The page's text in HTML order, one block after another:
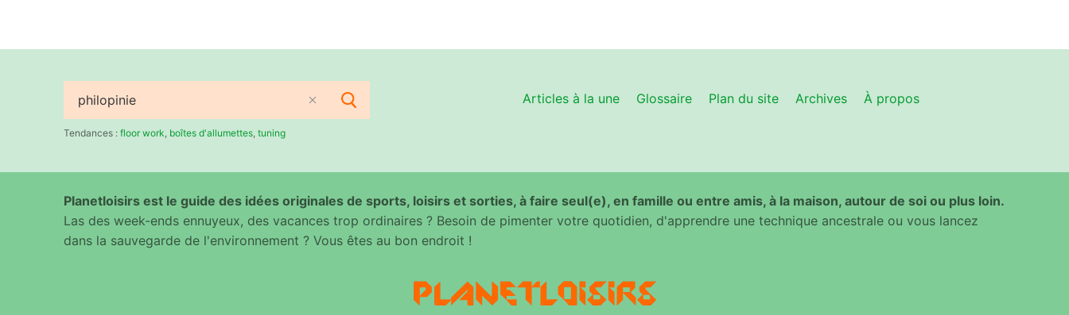
Rechercher
:Tendances : floor work boîtes d'allumettes tuning
Articles à la une Glossaire Plan du site Archives À propos
Planetloisirs est le guide des idées originales de sports, loisirs et sorties, à faire seul(e), en famille ou entre amis, à la maison, autour de soi ou plus loin.
Las des week-ends ennuyeux, des vacances trop ordinaires ? Besoin de pimenter votre quotidien, d'apprendre une technique ancestrale ou vous lancez
dans la sauvegarde de l'environnement ? Vous êtes au bon endroit !